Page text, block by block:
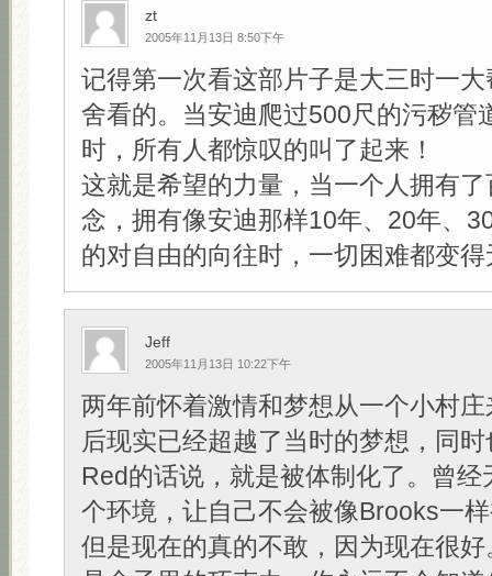
zt
2005年11月13日 8:50下午
记得第一次看这部片子是大三时一
舍看的。当安迪爬过500尺的污秽管
时，所有人都惊叹的叫了起来！
这就是希望的力量，当一个人拥有
念，拥有像安迪那样10年、20年、
的对自由的向往时，一切困难都变
Jeff
2005年11月13日 10:22下午
两年前怀着激情和梦想从一个小村
后现实已经超越了当时的梦想，同
Red的话说，就是被体制化了。曾经
个环境，让自己不会被像Brooks一
但是现在的真的不敢，因为现在很